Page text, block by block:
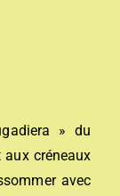
» du
aux créneaux
avec